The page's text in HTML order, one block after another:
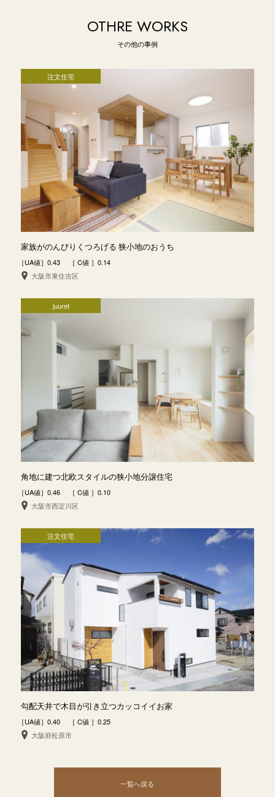
OTHRE WORKS
その他の事例
注文住宅
家族がのんびりくつろげる 狭小地のおうち
［UA値］0.43 ［ C値 ］0.14
大阪市東住吉区
juuret
角地に建つ北欧スタイルの狭小地分譲住宅
［UA値］0.46 ［ C値 ］0.10
大阪市西淀川区
注文住宅
勾配天井で木目が引き立つカッコイイお家
［UA値］0.40 ［ C値 ］0.25
大阪府松原市
一覧へ戻る